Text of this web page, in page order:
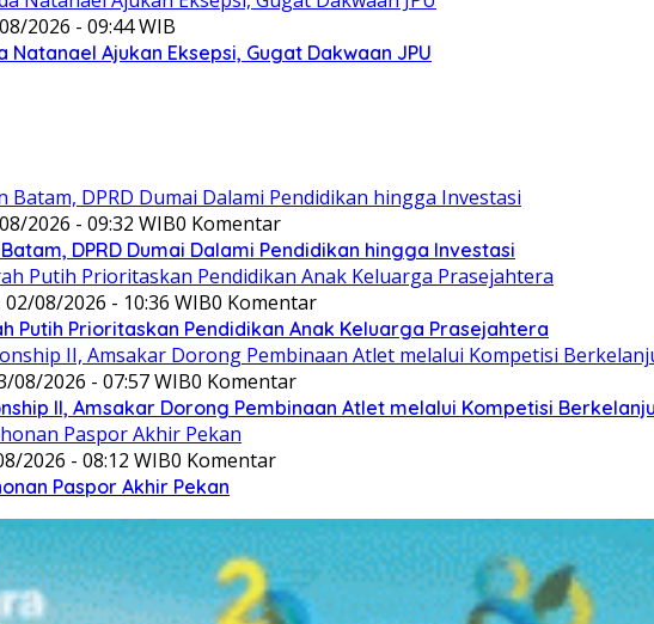
2026 - 09:44 WIB
Ajukan Eksepsi, Gugat Dakwaan JPU
2026 - 09:32 WIB0 Komentar
DPRD Dumai Dalami Pendidikan hingga Investasi
08/2026 - 10:36 WIB0 Komentar
Putih Prioritaskan Pendidikan Anak Keluarga Prasejahtera
08/2026 - 07:57 WIB0 Komentar
II, Amsakar Dorong Pembinaan Atlet melalui Kompetisi
2026 - 08:12 WIB0 Komentar
Paspor Akhir Pekan